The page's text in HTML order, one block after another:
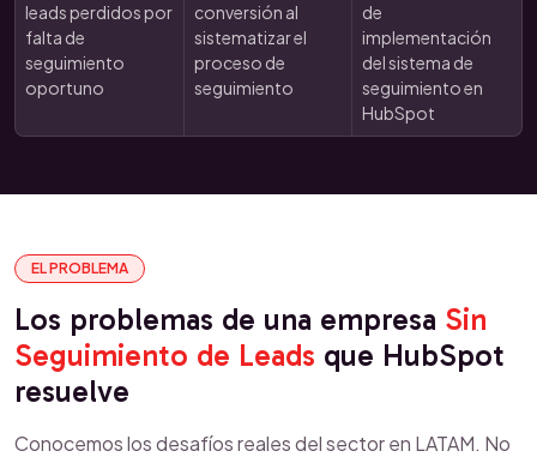
leads perdidos por
falta de
seguimiento
oportuno
conversión al
sistematizar el
proceso de
seguimiento
de
implementación
del sistema de
seguimiento en
HubSpot
EL PROBLEMA
Los problemas de una empresa Sin
Seguimiento de Leads que HubSpot
resuelve
Conocemos los desafíos reales del sector en LATAM. No